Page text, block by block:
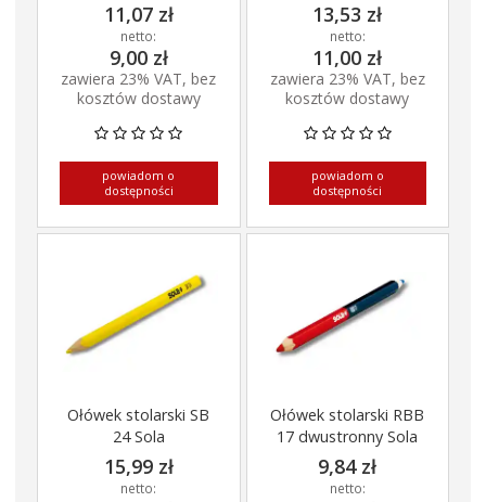
11,07 zł
netto:
9,00 zł
zawiera 23% VAT, bez
kosztów dostawy
powiadom o
dostępności
13,53 zł
netto:
11,00 zł
zawiera 23% VAT, bez
kosztów dostawy
powiadom o
dostępności
Ołówek stolarski SB
24 Sola
15,99 zł
netto:
Ołówek stolarski RBB
17 dwustronny Sola
9,84 zł
netto: